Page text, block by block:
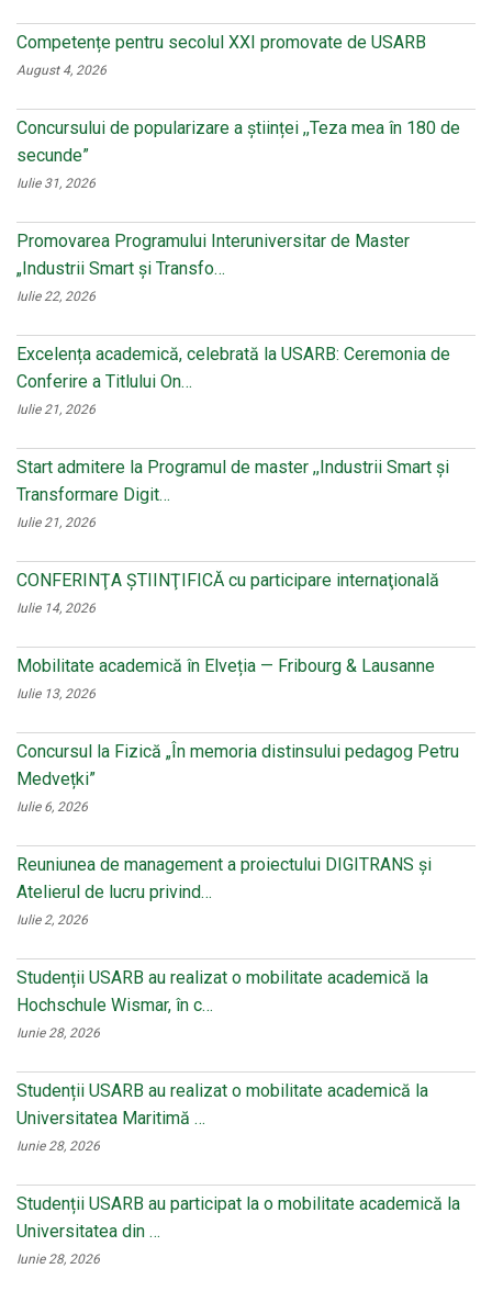
Competențe pentru secolul XXI promovate de USARB
August 4, 2026
Concursului de popularizare a științei ,,Teza mea în 180 de
secunde”
Iulie 31, 2026
Promovarea Programului Interuniversitar de Master
„Industrii Smart și Transfo…
Iulie 22, 2026
Excelența academică, celebrată la USARB: Ceremonia de
Conferire a Titlului On…
Iulie 21, 2026
Start admitere la Programul de master ,,Industrii Smart și
Transformare Digit…
Iulie 21, 2026
CONFERINŢA ŞTIINŢIFICĂ cu participare internaţională
Iulie 14, 2026
Mobilitate academică în Elveția — Fribourg & Lausanne
Iulie 13, 2026
Concursul la Fizică „În memoria distinsului pedagog Petru
Medvețki”
Iulie 6, 2026
Reuniunea de management a proiectului DIGITRANS și
Atelierul de lucru privind…
Iulie 2, 2026
Studenții USARB au realizat o mobilitate academică la
Hochschule Wismar, în c…
Iunie 28, 2026
Studenții USARB au realizat o mobilitate academică la
Universitatea Maritimă …
Iunie 28, 2026
Studenții USARB au participat la o mobilitate academică la
Universitatea din …
Iunie 28, 2026